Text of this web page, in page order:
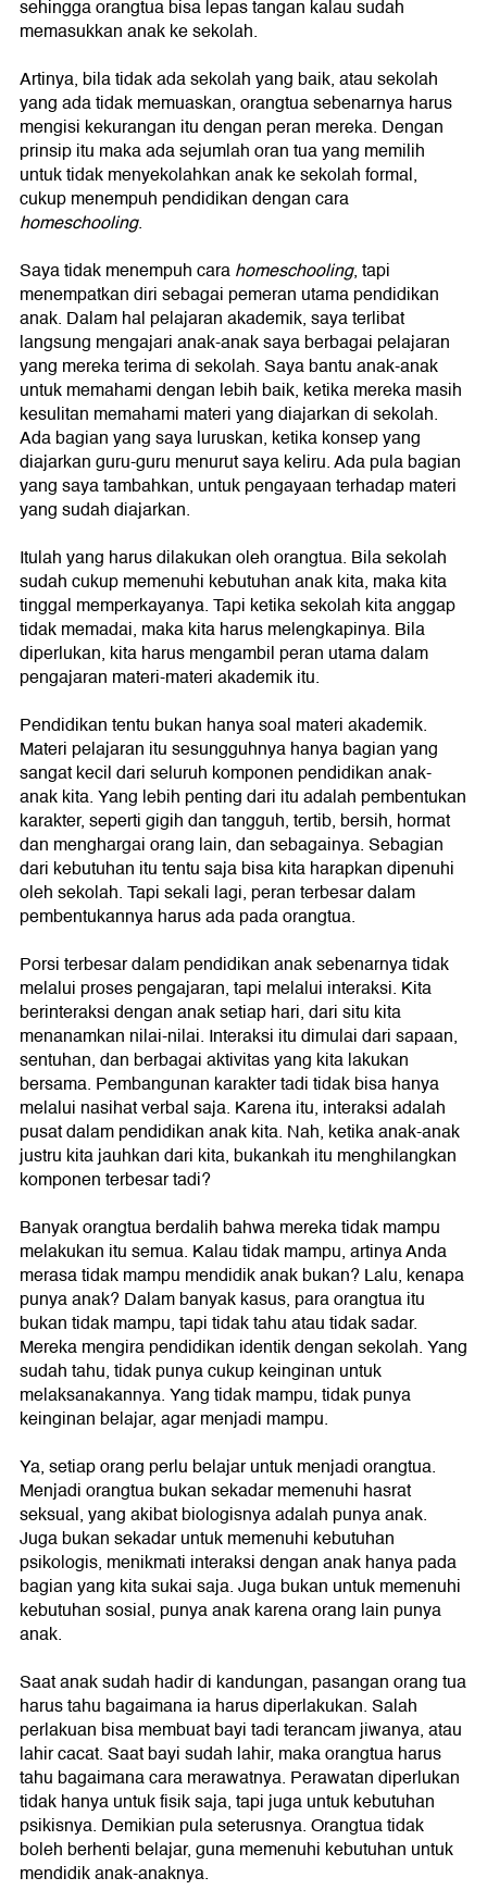
sehingga orangtua bisa lepas tangan kalau sudah
memasukkan anak ke sekolah.
Artinya, bila tidak ada sekolah yang baik, atau sekolah
yang ada tidak memuaskan, orangtua sebenarnya harus
mengisi kekurangan itu dengan peran mereka. Dengan
prinsip itu maka ada sejumlah oran tua yang memilih
untuk tidak menyekolahkan anak ke sekolah formal,
cukup menempuh pendidikan dengan cara
homeschooling.
Saya tidak menempuh carahomeschooling, tapi
menempatkan diri sebagai pemeran utama pendidikan
anak. Dalam hal pelajaran akademik, saya terlibat
langsung mengajari anak-anak saya berbagai pelajaran
yang mereka terima di sekolah. Saya bantu anak-anak
untuk memahami dengan lebih baik, ketika mereka masih
kesulitan memahami materi yang diajarkan di sekolah.
Ada bagian yang saya luruskan, ketika konsep yang
diajarkan guru-guru menurut saya keliru. Ada pula bagian
yang saya tambahkan, untuk pengayaan terhadap materi
yang sudah diajarkan.
Itulah yang harus dilakukan oleh orangtua. Bila sekolah
sudah cukup memenuhi kebutuhan anak kita, maka kita
tinggal memperkayanya. Tapi ketika sekolah kita anggap
tidak memadai, maka kita harus melengkapinya. Bila
diperlukan, kita harus mengambil peran utama dalam
pengajaran materi-materi akademik itu.
Pendidikan tentu bukan hanya soal materi akademik.
Materi pelajaran itu sesungguhnya hanya bagian yang
sangat kecil dari seluruh komponen pendidikan anak-
anak kita. Yang lebih penting dari itu adalah pembentukan
karakter, seperti gigih dan tangguh, tertib, bersih, hormat
dan menghargai orang lain, dan sebagainya. Sebagian
dari kebutuhan itu tentu saja bisa kita harapkan dipenuhi
oleh sekolah. Tapi sekali lagi, peran terbesar dalam
pembentukannya harus ada pada orangtua.
Porsi terbesar dalam pendidikan anak sebenarnya tidak
melalui proses pengajaran, tapi melalui interaksi. Kita
berinteraksi dengan anak setiap hari, dari situ kita
menanamkan nilai-nilai. Interaksi itu dimulai dari sapaan,
sentuhan, dan berbagai aktivitas yang kita lakukan
bersama. Pembangunan karakter tadi tidak bisa hanya
melalui nasihat verbal saja. Karena itu, interaksi adalah
pusat dalam pendidikan anak kita. Nah, ketika anak-anak
justru kita jauhkan dari kita, bukankah itu menghilangkan
komponen terbesar tadi?
Banyak orangtua berdalih bahwa mereka tidak mampu
melakukan itu semua. Kalau tidak mampu, artinya Anda
merasa tidak mampu mendidik anak bukan? Lalu, kenapa
punya anak? Dalam banyak kasus, para orangtua itu
bukan tidak mampu, tapi tidak tahu atau tidak sadar.
Mereka mengira pendidikan identik dengan sekolah. Yang
sudah tahu, tidak punya cukup keinginan untuk
melaksanakannya. Yang tidak mampu, tidak punya
keinginan belajar, agar menjadi mampu.
Ya, setiap orang perlu belajar untuk menjadi orangtua.
Menjadi orangtua bukan sekadar memenuhi hasrat
seksual, yang akibat biologisnya adalah punya anak.
Juga bukan sekadar untuk memenuhi kebutuhan
psikologis, menikmati interaksi dengan anak hanya pada
bagian yang kita sukai saja. Juga bukan untuk memenuhi
kebutuhan sosial, punya anak karena orang lain punya
anak.
Saat anak sudah hadir di kandungan, pasangan orang tua
harus tahu bagaimana ia harus diperlakukan. Salah
perlakuan bisa membuat bayi tadi terancam jiwanya, atau
lahir cacat. Saat bayi sudah lahir, maka orangtua harus
tahu bagaimana cara merawatnya. Perawatan diperlukan
tidak hanya untuk fisik saja, tapi juga untuk kebutuhan
psikisnya. Demikian pula seterusnya. Orangtua tidak
boleh berhenti belajar, guna memenuhi kebutuhan untuk
mendidik anak-anaknya.